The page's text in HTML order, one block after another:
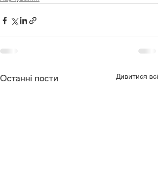
Останні пости Дивитися всі